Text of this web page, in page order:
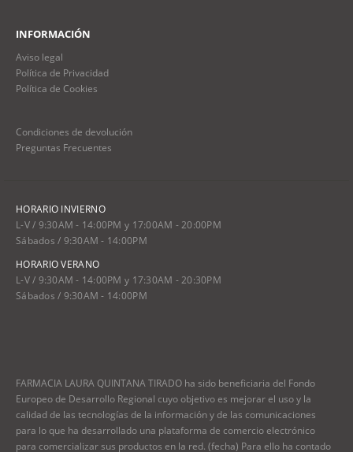
INFORMACIÓN
Aviso legal
Política de Privacidad
Política de Cookies
Condiciones de devolución
Preguntas Frecuentes
HORARIO INVIERNO
L-V / 9:30AM - 14:00PM y 17:00AM - 20:00PM
Sábados / 9:30AM - 14:00PM
HORARIO VERANO
L-V / 9:30AM - 14:00PM y 17:30AM - 20:30PM
Sábados / 9:30AM - 14:00PM
FARMACIA LAURA QUINTANA TIRADO ha sido beneficiaria del Fondo
Europeo de Desarrollo Regional cuyo objetivo es mejorar el uso y la
calidad de las tecnologías de la información y de las comunicaciones
para lo que ha desarrollado una plataforma de comercio electrónico
para comercializar sus productos en la red. (fecha) Para ello ha contado